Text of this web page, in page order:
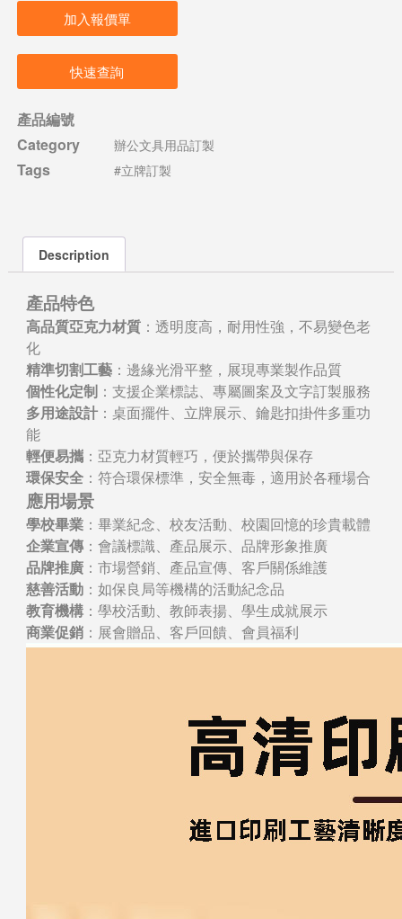
加入報價單
快速查詢
產品編號
Category
辦公文具用品訂製
Tags #立牌訂製
Description
產品特色
高品質亞克力材質：透明度高，耐用性強，不易變色老
化
精準切割工藝：邊緣光滑平整，展現專業製作品質
個性化定制：支援企業標誌、專屬圖案及文字訂製服務
多用途設計：桌面擺件、立牌展示、鑰匙扣掛件多重功
能
輕便易攜：亞克力材質輕巧，便於攜帶與保存
環保安全：符合環保標準，安全無毒，適用於各種場合
應用場景
學校畢業：畢業紀念、校友活動、校園回憶的珍貴載體
企業宣傳：會議標識、產品展示、品牌形象推廣
品牌推廣：市場營銷、產品宣傳、客戶關係維護
慈善活動：如保良局等機構的活動紀念品
教育機構：學校活動、教師表揚、學生成就展示
商業促銷：展會贈品、客戶回饋、會員福利